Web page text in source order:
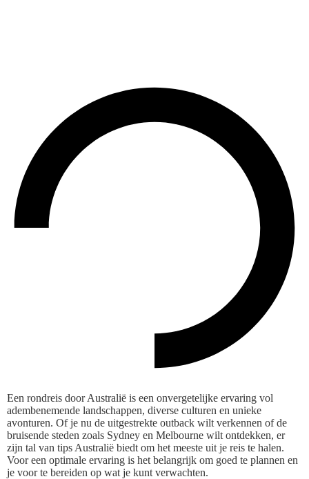
Een rondreis door Australië is een onvergetelijke ervaring vol
adembenemende landschappen, diverse culturen en unieke
avonturen. Of je nu de uitgestrekte outback wilt verkennen of de
bruisende steden zoals Sydney en Melbourne wilt ontdekken, er
zijn tal van tips Australië biedt om het meeste uit je reis te halen.
Voor een optimale ervaring is het belangrijk om goed te plannen en
je voor te bereiden op wat je kunt verwachten.